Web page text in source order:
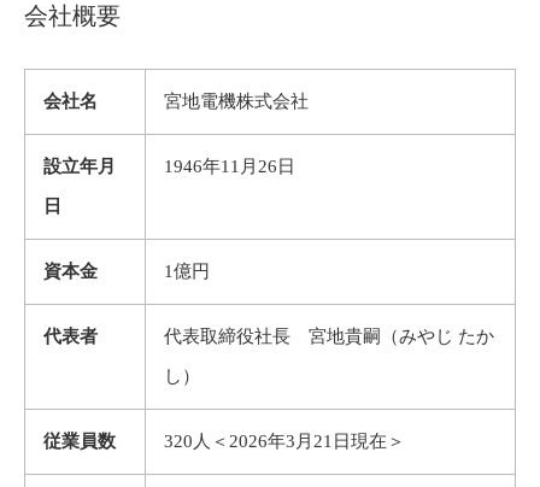
会社概要
会社名 宮地電機株式会社
設立年月
日
1946年11月26日
資本金 1億円
代表者 代表取締役社長 宮地貴嗣（みやじ たか
し）
従業員数 320人＜2026年3月21日現在＞